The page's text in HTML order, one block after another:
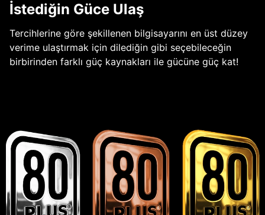
İstediğin Güce Ulaş
Tercihlerine göre şekillenen bilgisayarını en üst düzey
verime ulaştırmak için dilediğin gibi seçebileceğin
birbirinden farklı güç kaynakları ile gücüne güç kat!